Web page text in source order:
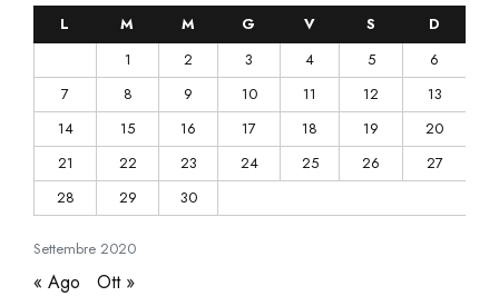
Settembre 2020
L M M G V S
D
1
2 3 4 5
6
7
8 9 10 11 12
13
14
15 16 17 18 19
20
21
22 23 24 25 26
27
28
29 30
« Ago Ott »